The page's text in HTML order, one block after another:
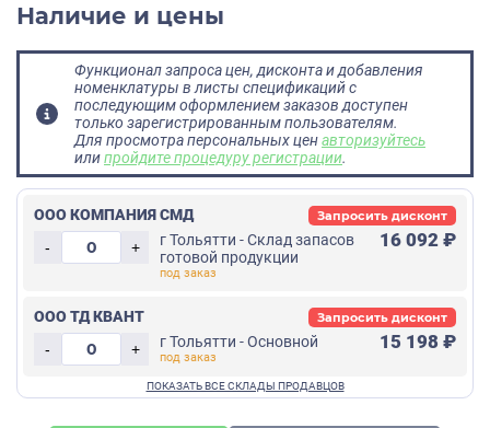
Наличие и цены
Функционал запроса цен, дисконта и добавления
номенклатуры в листы спецификаций с
последующим оформлением заказов доступен
только зарегистрированным пользователям.
Для просмотра персональных ценавторизуйтесь
илипройдите процедуру регистрации.
ООО КОМПАНИЯ СМД
-
+
г Тольятти - Склад запасов
готовой продукции
16 092 ₽
Запросить дисконт
ООО ТД КВАНТ
-
+ г Тольятти - Основной 15 198 ₽
Запросить дисконт